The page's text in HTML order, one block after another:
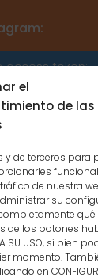
el
de las
de terceros para
de nuestra
su
de los botones
SU USO, si bien
momento.
en
access token:
user are not
is not a